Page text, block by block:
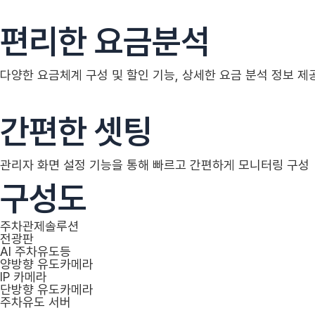
편리한 요금분석
다양한 요금체계 구성 및 할인 기능, 상세한 요금 분석 정보 제
간편한 셋팅
관리자 화면 설정 기능을 통해 빠르고 간편하게 모니터링 구성
구성도
주차관제솔루션
전광판
AI 주차유도등
양방향 유도카메라
IP 카메라
단방향 유도카메라
주차유도 서버